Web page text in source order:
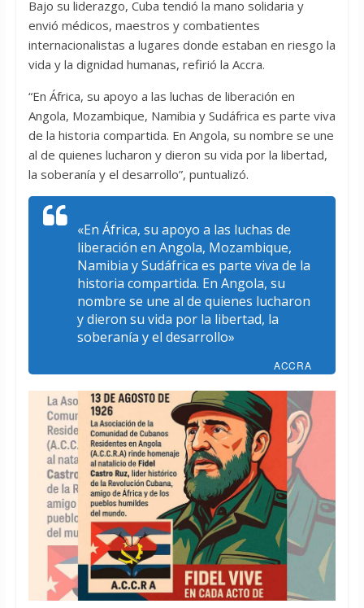
Bajo su liderazgo, Cuba tendió la mano solidaria y
envió médicos, maestros y combatientes
internacionalistas a lugares donde estaban en riesgo la
vida y la dignidad humanas, refirió la Accra.
“En África, su apoyo a las luchas de liberación en
Angola, Mozambique, Namibia y Sudáfrica es parte viva
de la historia compartida. En Angola, su nombre se une
al de quienes lucharon y dieron su vida por la libertad,
la soberanía y el desarrollo”, puntualizó.
«En África, su apoyo a las luchas de
liberación en Angola, Mozambique,
Namibia y Sudáfrica es parte viva de la
historia compartida. En Angola, su
nombre se une al de quienes lucharon
y dieron su vida por la libertad, la
soberanía y el desarrollo»
ACCRA